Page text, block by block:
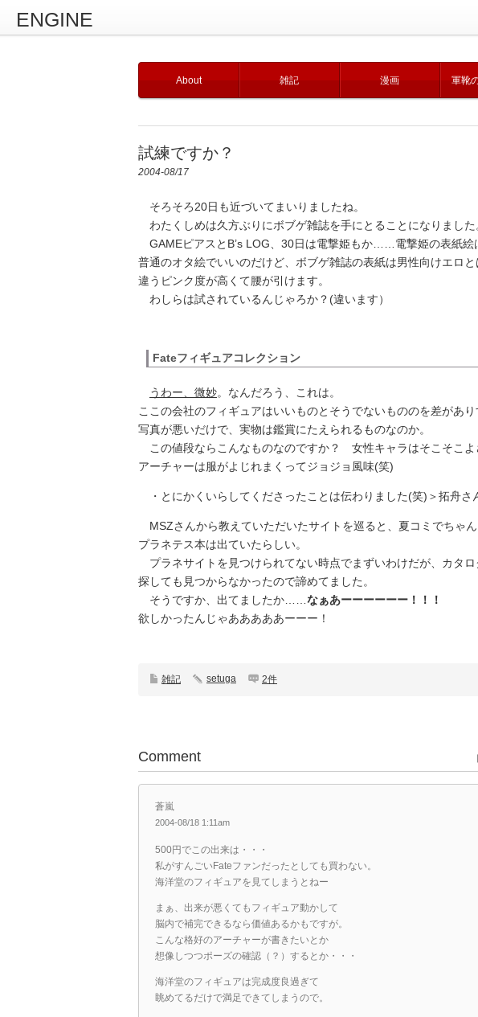
ENGINE
About 雑記 漫画 軍靴
試練ですか？
2004-08/17
そろそろ20日も近づいてまいりましたね。
わたくしめは久方ぶりにボブゲ雑誌を手にとることになりました
GAMEピアスとB’s LOG、30日は電撃姫もか……電撃姫の表紙絵
普通のオタ絵でいいのだけど、ボブゲ雑誌の表紙は男性向けエロと
違うピンク度が高くて腰が引けます。
わしらは試されているんじゃろか？(違います）
Fateフィギュアコレクション
うわー、微妙。なんだろう、これは。
ここの会社のフィギュアはいいものとそうでないもののを差があり
写真が悪いだけで、実物は鑑賞にたえられるものなのか。
この値段ならこんなものなのですか？ 女性キャラはそこそこ
アーチャーは服がよじれまくってジョジョ風味(笑)
・とにかくいらしてくださったことは伝わりました(笑)＞拓舟さ
MSZさんから教えていただいたサイトを巡ると、夏コミでちゃん
プラネテス本は出ていたらしい。
プラネサイトを見つけられてない時点でまずいわけだが、カタロ
探しても見つからなかったので諦めてました。
そうですか、出てましたか…… なぁあーーーーーー！！！
欲しかったんじゃあああああーーー！
雑記 setuga 2件
Comment
蒼嵐
2004-08/18 1:11am
500円でこの出来は・・・
私がすんごいFateファンだったとしても買わない。
海洋堂のフィギュアを見てしまうとねー
まぁ、出来が悪くてもフィギュア動かして
脳内で補完できるなら価値あるかもですが。
こんな格好のアーチャーが書きたいとか
想像しつつポーズの確認（？）するとか・・・
海洋堂のフィギュアは完成度良過ぎて
眺めてるだけで満足できてしまうので。